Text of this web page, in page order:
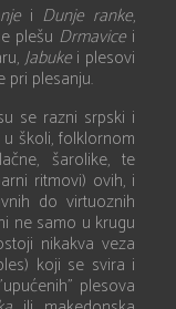
i Dunje ranke,
plešu Drmavice i
Jabukei plesovi
pri plesanju.
se razni srpski i
školi, folklornom
šarolike, te
ritmovi) ovih, i
do virtuoznih
ne samo u krugu
nikakva veza
koji se svira i
plesova